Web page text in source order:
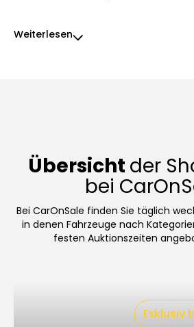
Weiterlesen
Übersicht der
bei
Bei CarOnSale finden Sie täglich
in denen Fahrzeuge nach
festen Auktionszeiten
Exklusiv